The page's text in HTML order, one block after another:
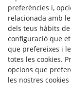
“Poema
preferències i,
relacionada amb
dels teus hàbits
configuració que
que prefereixes i
totes les cookies.
opcions que
les nostres